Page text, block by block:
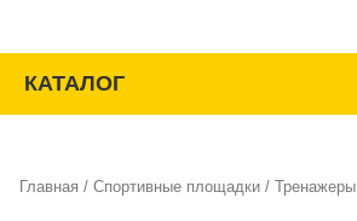
содержимому
КАТАЛОГ
Главная / Спортивные площадки / Тренажеры